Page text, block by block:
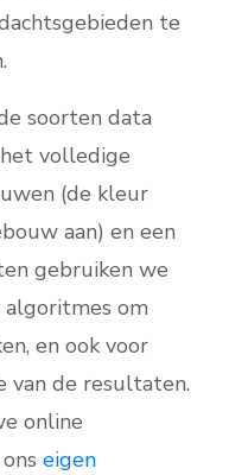
te
soorten data
volledige
(de kleur
aan) en een
gebruiken we
om
en ook voor
van de resultaten.
online
eigen